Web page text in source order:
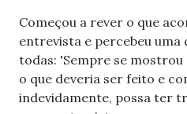
Começou a rever o que
entrevista e percebeu
todas: 'Sempre se mostrou
o que deveria ser feito e
indevidamente, possa ter